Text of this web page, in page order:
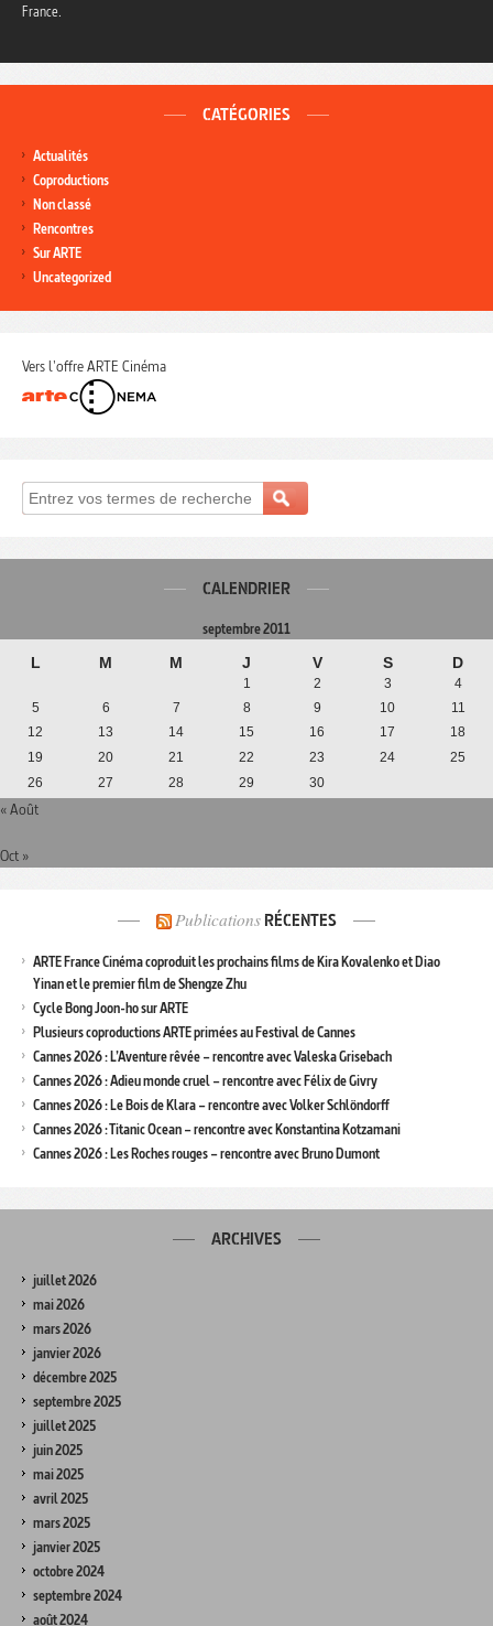
France.
CATÉGORIES
Actualités
Coproductions
Non classé
Rencontres
Sur ARTE
Uncategorized
Vers l'offre ARTE Cinéma
CALENDRIER
septembre 2011
L M M J V S D
1 2 3
4
5
6 7 8 9 10
11
12
13 14 15 16 17
18
19
20 21 22 23 24
25
26
27 28 29 30
« Août
Oct »
Publications RÉCENTES
ARTE France Cinéma coproduit les prochains films de Kira Kovalenko et Diao
Yinan et le premier film de Shengze Zhu
Cycle Bong Joon-ho sur ARTE
Plusieurs coproductions ARTE primées au Festival de Cannes
Cannes 2026 : L’Aventure rêvée – rencontre avec Valeska Grisebach
Cannes 2026 : Adieu monde cruel – rencontre avec Félix de Givry
Cannes 2026 : Le Bois de Klara – rencontre avec Volker Schlöndorff
Cannes 2026 : Titanic Ocean – rencontre avec Konstantina Kotzamani
Cannes 2026 : Les Roches rouges – rencontre avec Bruno Dumont
ARCHIVES
juillet 2026
mai 2026
mars 2026
janvier 2026
décembre 2025
septembre 2025
juillet 2025
juin 2025
mai 2025
avril 2025
mars 2025
janvier 2025
octobre 2024
septembre 2024
août 2024